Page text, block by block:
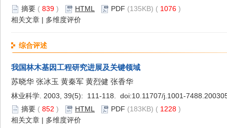
摘要 ( 839 ) HTML PDF (135KB) ( 1076 )
相关文章 | 多维度评价
综合评述
我国林木基因工程研究进展及关键领域
苏晓华 张冰玉 黄秦军 黄烈健 张香华
林业科学. 2003, 39(5): 111-118. doi:10.11707/j.1001-
摘要 ( 852 ) HTML PDF (183KB) ( 1228 )
相关文章 | 多维度评价